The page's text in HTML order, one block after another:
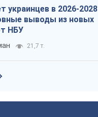
украинцев в 2026-2028
выводы из новых
НБУ
21,7 т.